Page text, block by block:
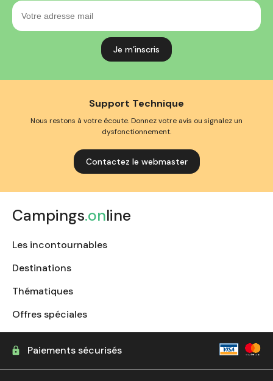
Votre
adresse
mail
Support Technique
Nous restons à votre écoute. Donnez votre avis ou signalez un
dysfonctionnement.
Contactez le webmaster
Campings.online
Les incontournables
Destinations
Thématiques
Offres spéciales
Paiements sécurisés